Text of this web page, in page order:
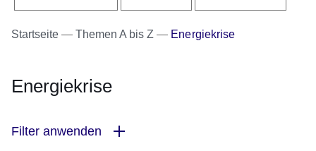
Startseite Themen A bis Z Energiekrise
Energiekrise
Filter anwenden